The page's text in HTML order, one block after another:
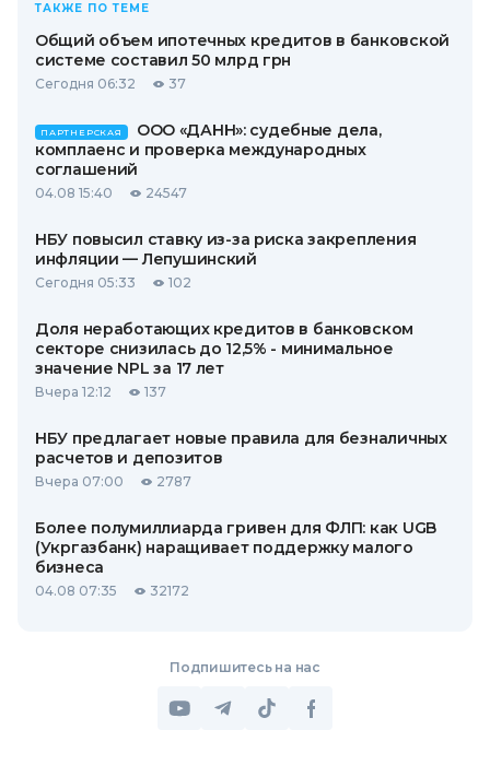
ТАКЖЕ ПО ТЕМЕ
Общий объем ипотечных кредитов в банковской
системе составил 50 млрд грн
Сегодня 06:32 37
ПАРТНЕРСКАЯ
ООО «ДАНН»: судебные дела,
комплаенс и проверка международных
соглашений
04.08 15:40 24547
НБУ повысил ставку из-за риска закрепления
инфляции — Лепушинский
Сегодня 05:33 102
Доля неработающих кредитов в банковском
секторе снизилась до 12,5% - минимальное
значение NPL за 17 лет
Вчера 12:12 137
НБУ предлагает новые правила для безналичных
расчетов и депозитов
Вчера 07:00 2787
Более полумиллиарда гривен для ФЛП: как UGB
(Укргазбанк) наращивает поддержку малого
бизнеса
04.08 07:35 32172
Подпишитесь на нас